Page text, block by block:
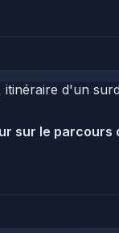
sur le parcours